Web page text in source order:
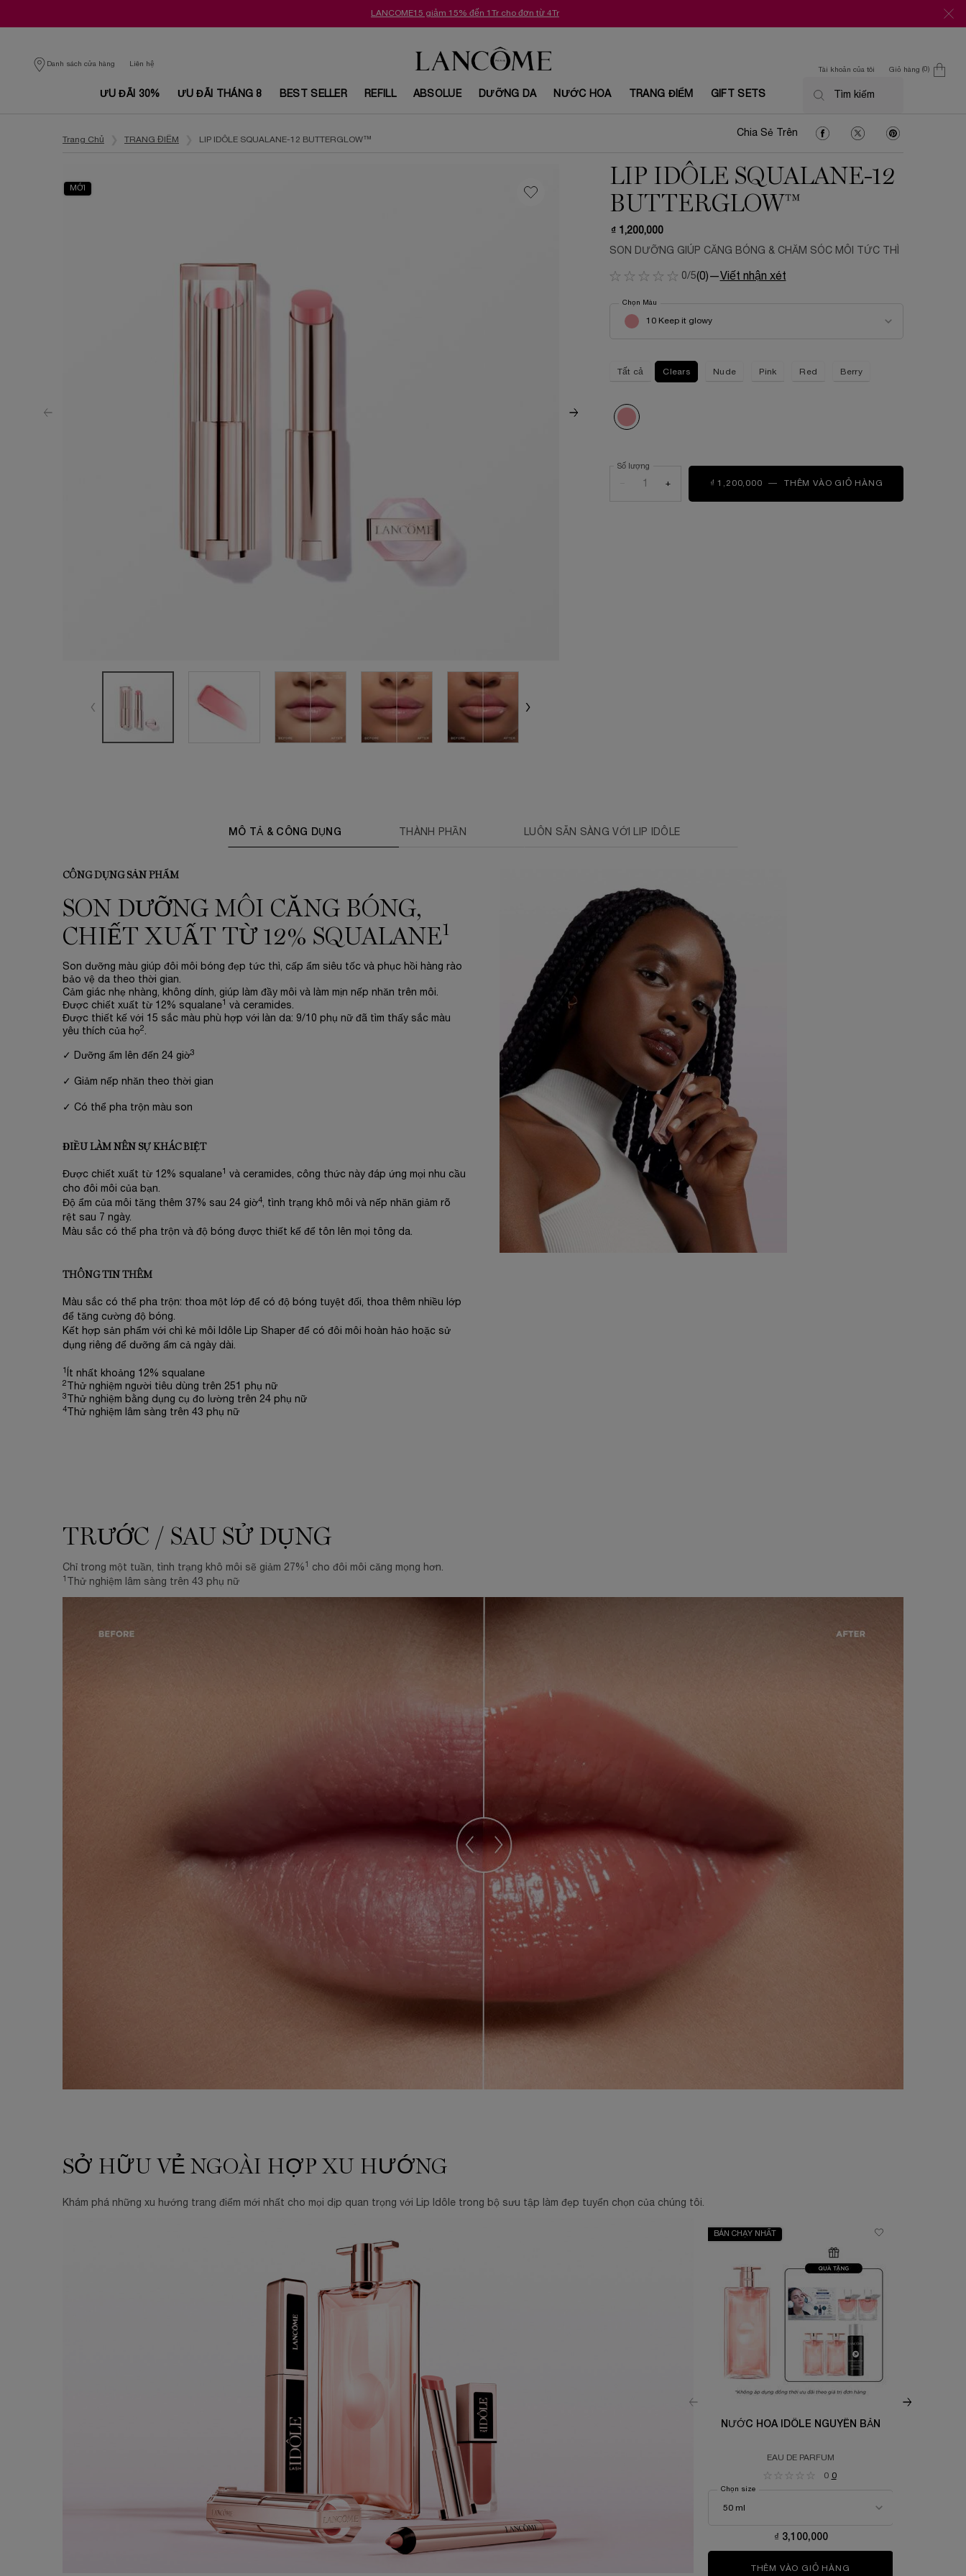
LANCOME15 giảm 15% đến 1Tr cho đơn từ 4Tr
Danh sách cửa hàng
Liên hệ
Tài khoản của tôi
Giỏ hàng 0
0 Sản phẩm trong giỏ
ƯU ĐÃI 30% ƯU ĐÃI THÁNG 8 BEST SELLER REFILL ABSOLUE DƯỠNG DA NƯỚC HOA TRANG ĐIỂM GIFT SETS Tìm kiếm
Trang Chủ TRANG ĐIỂM LIP IDÔLE SQUALANE-12 BUTTERGLOW™
Chia Sẻ Trên Chia Sẻ Trên Facebook
Chia Sẻ Trên Twitter
Chia Sẻ Trên
LIP IDÔLE SQUALANE-12
BUTTERGLOW™
₫ 1,200,000
SON DƯỠNG GIÚP CĂNG BÓNG & CHĂM SÓC MÔI TỨC THÌ
0/5(0) — Viết nhận xét
MỚI
10 Keep it glowy
Chọn Màu
Tất cả Clears Nude Pink Red Berry
Selected
10 Keep it glowy, 1 of 1
Số lượng
+ ₫ 1,200,000 ― THÊM VÀO GIỎ HÀNG
MÔ TẢ & CÔNG DỤNG THÀNH PHẦN LUÔN SẴN SÀNG VỚI LIP IDÔLE
CÔNG DỤNG SẢN PHẨM
SON DƯỠNG MÔI CĂNG BÓNG,
CHIẾT XUẤT TỪ 12% SQUALANE1
Son dưỡng màu giúp đôi môi bóng đẹp tức thì, cấp ẩm siêu tốc và phục hồi hàng rào
bảo vệ da theo thời gian.
Cảm giác nhẹ nhàng, không dính, giúp làm đầy môi và làm mịn nếp nhăn trên môi.
Được chiết xuất từ 12% squalane
và ceramides.
Được thiết kế với 15 sắc màu phù hợp với làn da: 9/10 phụ nữ đã tìm thấy sắc màu
yêu thích của họ2.
✓ Dưỡng ẩm lên đến 24 giờ3
✓ Giảm nếp nhăn theo thời gian
✓ Có thể pha trộn màu son
ĐIỀU LÀM NÊN SỰ KHÁC BIỆT
Được chiết xuất từ 12% squalane
và ceramides, công thức này đáp ứng mọi nhu cầu
cho đôi môi của bạn.
Độ ẩm của môi tăng thêm 37% sau 24 giờ4, tình trạng khô môi và nếp nhăn giảm rõ
rệt sau 7 ngày.
Màu sắc có thể pha trộn và độ bóng được thiết kế để tôn lên mọi tông da.
THÔNG TIN THÊM
Màu sắc có thể pha trộn: thoa một lớp để có độ bóng tuyệt đối, thoa thêm nhiều lớp
để tăng cường độ bóng.
Kết hợp sản phẩm với chì kẻ môi Idôle Lip Shaper để có đôi môi hoàn hảo hoặc sử
dụng riêng để dưỡng ẩm cả ngày dài.
Ít nhất khoảng 12% squalane
2 Thử nghiệm người tiêu dùng trên 251 phụ nữ
3 Thử nghiệm bằng dụng cụ đo lường trên 24 phụ nữ
4 Thử nghiệm lâm sàng trên 43 phụ nữ
TRƯỚC / SAU SỬ DỤNGTRƯỚC / SAU SỬ DỤNG
Chỉ trong một tuần, tình trạng khô môi sẽ giảm 27% cho đôi môi căng mọng hơn.
Thử nghiệm lâm sàng trên 43 phụ nữ
SỞ HỮU VẺ NGOÀI HỢP XU HƯỚNG
SỞ HỮU VẺ NGOÀI HỢP XU HƯỚNG
Khám phá những xu hướng trang điểm mới nhất cho mọi dịp quan trọng với Lip Idôle trong bộ sưu tập làm đẹp tuyển chọn của chúng tôi.
BÁN CHẠY NHẤT
NƯỚC HOA IDÔLE NGUYÊN BẢN
EAU DE PARFUM
0 0
Chọn size
₫ 3,100,000
THÊM VÀO GIỎ HÀNG